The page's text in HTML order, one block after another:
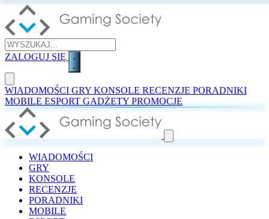
ZALOGUJ SIĘ
WIADOMOŚCI GRY KONSOLE RECENZJE PORADNIKI
MOBILE ESPORT GADŻETY PROMOCJE
WIADOMOŚCI
GRY
KONSOLE
RECENZJE
PORADNIKI
MOBILE